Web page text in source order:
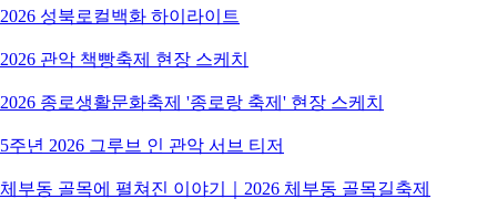
2026 성북로컬백화 하이라이트
2026 관악 책빵축제 현장 스케치
2026 종로생활문화축제 '종로랑 축제' 현장 스케치
5주년 2026 그루브 인 관악 서브 티저
체부동 골목에 펼쳐진 이야기｜2026 체부동 골목길축제